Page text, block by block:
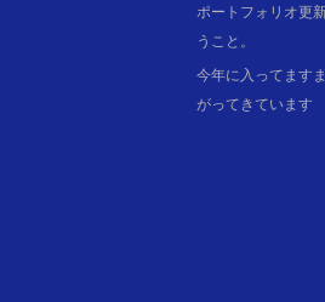
ポートフォリオ更
うこと。
今年に入ってます
がってきています